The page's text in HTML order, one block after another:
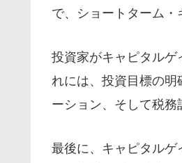
で、ショートターム・
投資家がキャピタルゲ
れには、投資目標の
ーション、そして税務
最後に、キャピタルゲ